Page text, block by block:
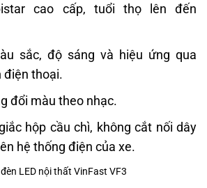
cao cấp, tuổi thọ lên đến
sắc, độ sáng và hiệu ứng qua
điện thoại.
đổi màu theo nhạc.
hộp cầu chì, không cắt nối dây
hệ thống điện của xe.